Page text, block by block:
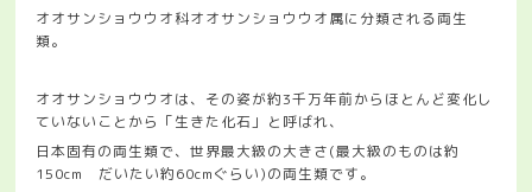
オオサンショウウオ科オオサンショウウオ属に分類される両生
類。
オオサンショウウオは、その姿が約3千万年前からほとんど変化し
ていないことから「生きた化石」と呼ばれ、
日本固有の両生類で、世界最大級の大きさ(最大級のものは約
150cm だいたい約60cmぐらい)の両生類です。